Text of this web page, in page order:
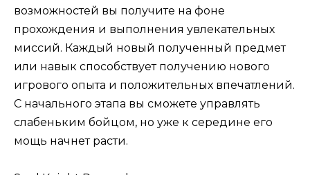
возможностей вы получите на фоне
прохождения и выполнения увлекательных
миссий. Каждый новый полученный предмет
или навык способствует получению нового
игрового опыта и положительных впечатлений.
С начального этапа вы сможете управлять
слабеньким бойцом, но уже к середине его
мощь начнет расти.